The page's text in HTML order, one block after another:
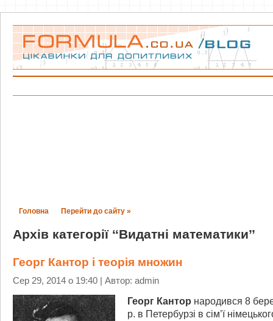
Головна Перейти до сайту »
Архів категорії ‘‘Видатні математики’’
Георг Кантор і теорія множин
Сер 29, 2014 о 19:40 | Автор: admin
Георг Кантор народився 8
р. в Петербурзі в сім’ї